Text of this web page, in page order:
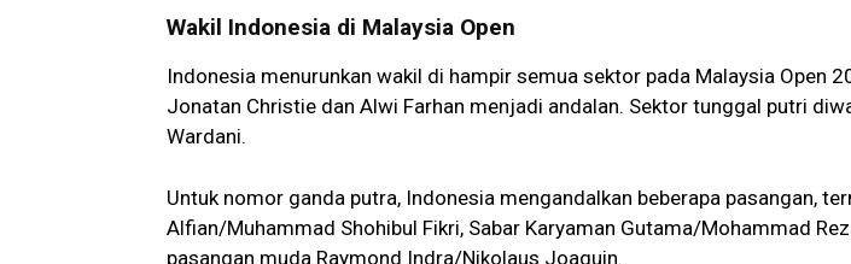
Wakil Indonesia di Malaysia Open
Indonesia menurunkan wakil di hampir semua sektor pada Malaysia Open
Jonatan Christie dan Alwi Farhan menjadi andalan. Sektor tunggal putri
Wardani.
Untuk nomor ganda putra, Indonesia mengandalkan beberapa pasangan,
Alfian/Muhammad Shohibul Fikri, Sabar Karyaman Gutama/Mohammad
pasangan muda Raymond Indra/Nikolaus Joaquin.